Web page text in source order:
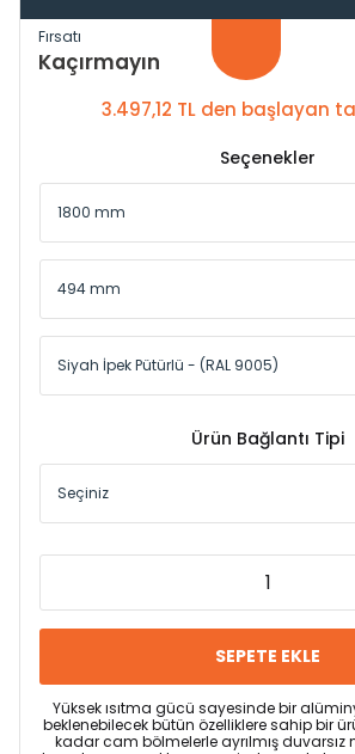
Fırsatı
Kaçırmayın
3.497,12 TL den başlayan
Seçenekler
Ürün Bağlantı Tipi
SEPETE EKLE
Yüksek ısıtma gücü sayesinde bir
beklenebilecek bütün özelliklere sahip bir
kadar cam bölmelerle ayrılmış duvarsız